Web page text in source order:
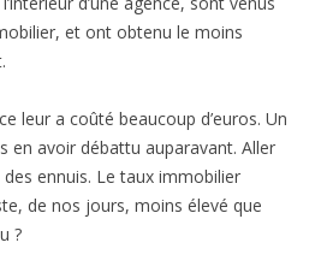
et ont obtenu le moins
leur a coûté beaucoup d’euros. Un
en avoir débattu auparavant. Aller
des ennuis. Le taux immobilier
de nos jours, moins élevé que
?